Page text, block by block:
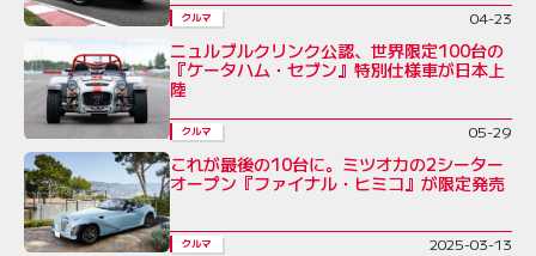
クルマ 04-23
ニュルブルクリンク公認、世界限定100台の
『ケータハム・セブン』特別仕様車が日本上
陸
クルマ 05-29
これが最後の10台に。ミツオカの2シーター
オープン『ファイナル・ヒミコ』が限定発売
クルマ 2025-03-13